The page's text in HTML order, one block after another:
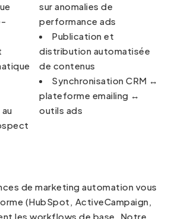
sur anomalies de
performance ads
Publication et
distribution automatisée
de contenus
Synchronisation CRM ↔
plateforme emailing ↔
outils ads
de marketing automation vous
(HubSpot, ActiveCampaign,
les workflows de base. Notre